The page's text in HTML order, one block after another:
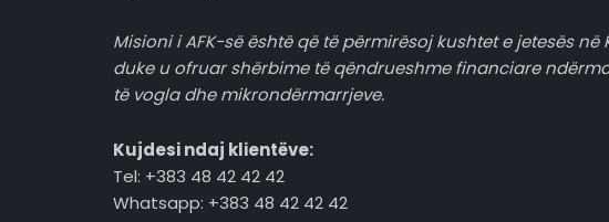
Misioni i AFK-së është që të përmirësoj kushtet e jetesës në
duke u ofruar shërbime të qëndrueshme financiare
të vogla dhe mikrondërmarrjeve.
Kujdesi ndaj klientëve:
Tel: +383 48 42 42 42
Whatsapp: +383 48 42 42 42